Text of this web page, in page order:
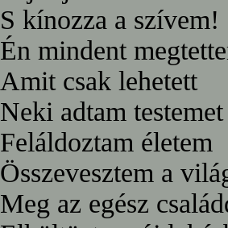
S kínozza a szívem!
Én mindent
Amit csak lehetett
Neki adtam testemet
Feláldoztam életem
Összevesztem a
Meg az egész